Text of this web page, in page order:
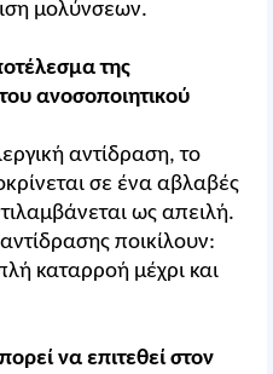
μολύνσεων.
της
ανοσοποιητικού
αντίδραση, το
σε ένα αβλαβές
ως απειλή.
ποικίλουν:
καταρροή μέχρι και
να επιτεθεί στον